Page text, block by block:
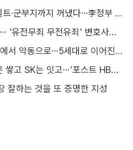
[비즈토크<하>] 그린벨트·군부지까지 꺼냈다…李정부 '공급 속도전' 통할까
경찰 수사가 명운 좌우… '유전무죄 무전유죄' 변호사비 부담 우려
[TF초점] 더윈드, 소년에서 악동으로…5세대로 이어진 지코·박경
[비즈토크<상>] 삼성은 쌓고 SK는 잇고…'포스트 HBM' 주도권 누가 잡을까
잘하는 것을 또 증명한 지성